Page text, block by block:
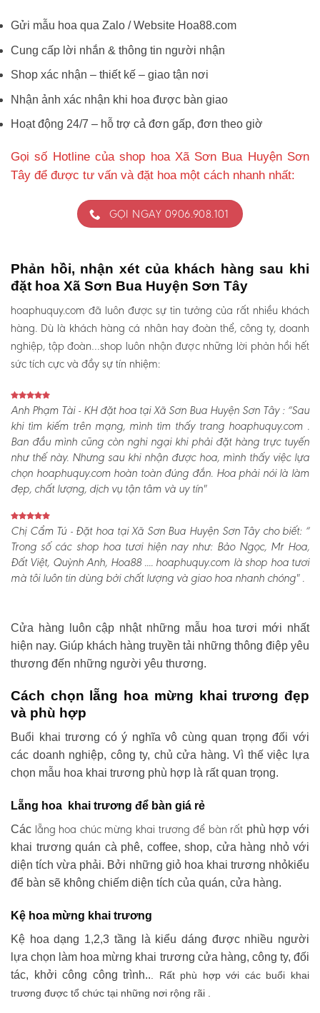
Gửi mẫu hoa qua Zalo / Website Hoa88.com
Cung cấp lời nhắn & thông tin người nhận
Shop xác nhận – thiết kế – giao tận nơi
Nhận ảnh xác nhận khi hoa được bàn giao
Hoạt động 24/7 – hỗ trợ cả đơn gấp, đơn theo giờ
Gọi số Hotline của shop hoa Xã Sơn Bua Huyện Sơn
Tây để được tư vấn và đặt hoa một cách nhanh nhất:
GỌI NGAY 0906.908.101
Phản hồi, nhận xét của khách hàng sau khi
đặt hoa Xã Sơn Bua Huyện Sơn Tây
hoaphuquy.com đã luôn được sự tin tưởng của rất nhiều khách
hàng. Dù là khách hàng cá nhân hay đoàn thể, công ty, doanh
nghiệp, tập đoàn…shop luôn nhận được những lời phản hồi hết
sức tích cực và đầy sự tín nhiệm:
Anh Phạm Tài - KH đặt hoa tại Xã Sơn Bua Huyện Sơn Tây :“Sau
khi tìm kiếm trên mạng, mình tìm thấy trang hoaphuquy.com .
Ban đầu mình cũng còn nghi ngại khi phải đặt hàng trực tuyến
như thế này. Nhưng sau khi nhận được hoa, mình thấy việc lựa
chọn hoaphuquy.com hoàn toàn đúng đắn. Hoa phải nói là làm
đẹp, chất lượng, dịch vụ tận tâm và uy tín"
Chị Cẩm Tú - Đặt hoa tại Xã Sơn Bua Huyện Sơn Tây cho biết:“
Trong số các shop hoa tươi hiện nay như: Bảo Ngọc, Mr Hoa,
Đất Việt, Quỳnh Anh, Hoa88 .... hoaphuquy.com là shop hoa tươi
mà tôi luôn tin dùng bởi chất lượng và giao hoa nhanh chóng" .
Cửa hàng luôn cập nhật những mẫu hoa tươi mới nhất
hiện nay. Giúp khách hàng truyền tải những thông điệp yêu
thương đến những người yêu thương.
Cách chọn lẵng hoa mừng khai trương đẹp
và phù hợp
Buổi khai trương có ý nghĩa vô cùng quan trọng đối với
các doanh nghiệp, công ty, chủ cửa hàng. Vì thế việc lựa
chọn mẫu hoa khai trương phù hợp là rất quan trọng.
Lẵng hoa khai trương để bàn giá rẻ
Các lẵng hoa chúc mừng khai trương để bàn rất phù hợp với
khai trương quán cà phê, coffee, shop, cửa hàng nhỏ với
diện tích vừa phải. Bởi những giỏ hoa khai trương nhỏkiểu
để bàn sẽ không chiếm diện tích của quán, cửa hàng.
Kệ hoa mừng khai trương
Kệ hoa dạng 1,2,3 tầng là kiểu dáng được nhiều người
lựa chọn làm hoa mừng khai trương cửa hàng, công ty, đối
tác, khởi công công trình.. . Rất phù hợp với các buổi khai
trương được tổ chức tại những nơi rộng rãi .